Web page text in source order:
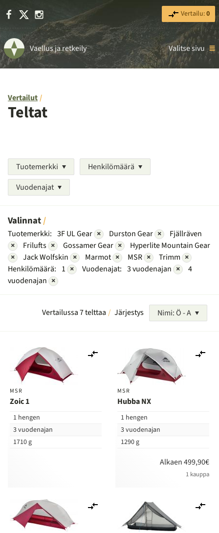
Facebook Instagram Vertailu:0
Vaellus ja retkeily Valitse sivu
Vertailut
Teltat
Tuotemerkki
Henkilömäärä
Vuodenajat
Valinnat
Tuotemerkki: 3F UL Gear × Durston Gear ×
Fjällräven
×
Frilufts × Gossamer Gear ×
Hyperlite Mountain Gear
×
Jack Wolfskin × Marmot × MSR × Trimm ×
Henkilömäärä: 1 × Vuodenajat: 3 vuodenajan ×
4
vuodenajan ×
Vertailussa 7 telttaa Järjestys Nimi: Ö - A
MSR
Zoic 1
1 hengen
3 vuodenajan
1710 g
vertailuun
MSR
Hubba NX
1 hengen
3 vuodenajan
1290 g
Alkaen 499,90€
1 kauppa